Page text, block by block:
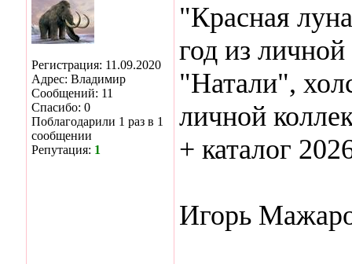
Регистрация: 11.09.2020
Адрес: Владимир
Сообщений: 11
Спасибо: 0
Поблагодарили 1 раз в 1
сообщении
Репутация: 1
"Красная
год из
"Натали",
личной
+ каталог
Игорь